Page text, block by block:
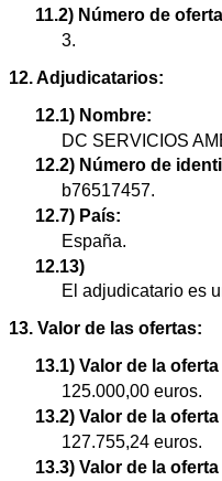
11.2) Número de
3.
12. Adjudicatarios:
12.1) Nombre:
DC SERVICIOS
12.2) Número de
b76517457.
12.7) País:
España.
12.13)
El adjudicatario es
13. Valor de las ofertas:
13.1) Valor de la
125.000,00 euros.
13.2) Valor de la
127.755,24 euros.
13.3) Valor de la